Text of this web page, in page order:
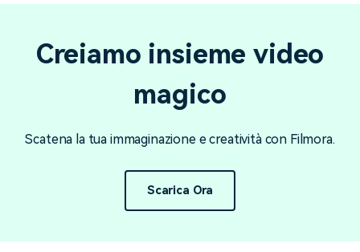
Creiamo insieme video
magico
Scatena la tua immaginazione e creatività con Filmora.
Scarica Ora